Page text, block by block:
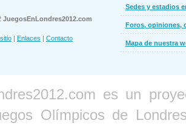
JuegosEnLondres2012.com
| Enlaces | Contacto
Sedes y estadios
Foros, opiniones,
Mapa de nuestra
es un
Olímpicos de